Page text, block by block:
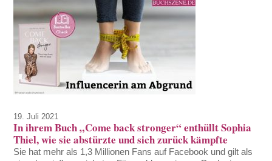
19. Juli 2021
In ihrem Buch „Come back stronger“ enthüllt Sophia
Thiel, wie sie abstürzte und sich zurück kämpfte
Sie hat mehr als 1,3 Millionen Fans auf Facebook und gilt als